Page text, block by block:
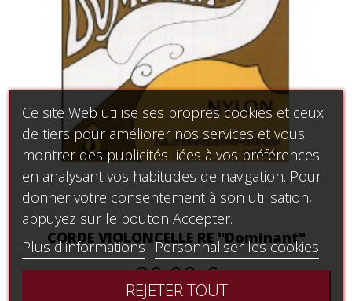
CORDE VIOLONCELLE RE "Dominant"
39,92 €
Ce site Web utilise ses propres cookies et ceux
de tiers pour améliorer nos services et vous
montrer des publicités liées à vos préférences
en analysant vos habitudes de navigation. Pour
donner votre consentement à son utilisation,
appuyez sur le bouton Accepter.
Plus d'informations Personnaliser les cookies
REJETER TOUT